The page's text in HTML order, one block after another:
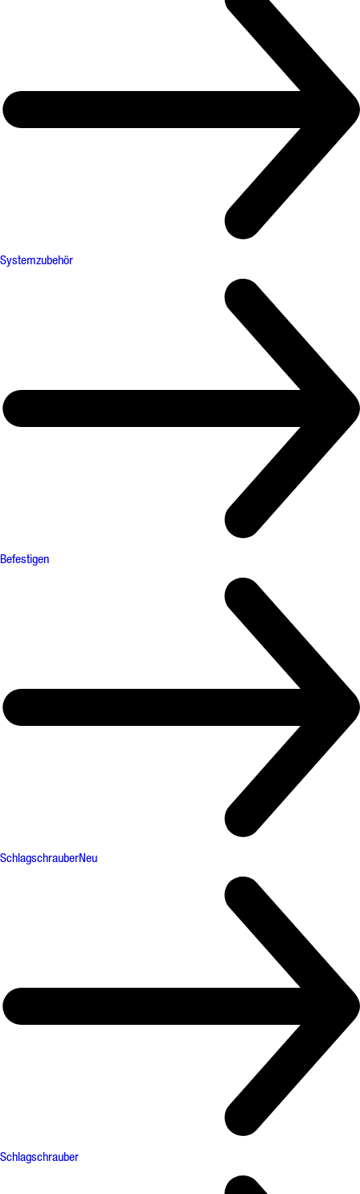
Systemzubehör
Befestigen
SchlagschrauberNeu
Schlagschrauber